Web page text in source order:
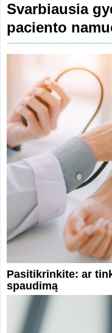
Svarbiausia
paciento
Pasitikrinkite: ar
spaudimą